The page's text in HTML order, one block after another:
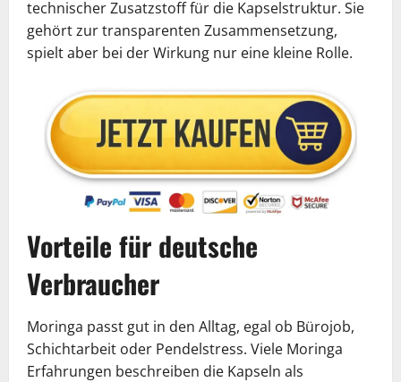
technischer Zusatzstoff für die Kapselstruktur. Sie
gehört zur transparenten Zusammensetzung,
spielt aber bei der Wirkung nur eine kleine Rolle.
Vorteile für deutsche
Verbraucher
Moringa passt gut in den Alltag, egal ob Bürojob,
Schichtarbeit oder Pendelstress. Viele Moringa
Erfahrungen beschreiben die Kapseln als